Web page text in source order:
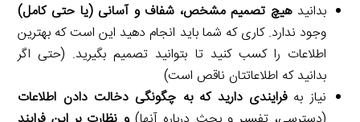
بدانیدهیچ تصمیم مشخص، شفاف و آسانی (یا حتی کامل)
وجود ندارد. کاری که شما باید انجام دهید این است که بهترین
اطلاعات را کسب کنید تا بتوانید تصمیم بگیرید. (حتی اگر
بدانید که اطلاعاتتان ناقص است)
نیاز بهفرایندی دارید که به چگونگی دخالت دادن اطلاعات